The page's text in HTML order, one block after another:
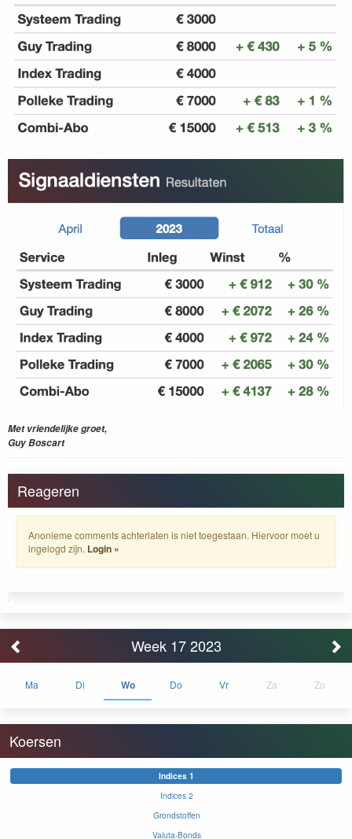
Met vriendelijke groet,
Guy Boscart
Reageren
Anonieme comments achterlaten is niet toegestaan. Hiervoor moet u
ingelogd zijn. Login »
Week 17 2023
Ma Di Wo Do Vr Za Zo
Koersen
Indices 1
Indices 2
Grondstoffen
Valuta-Bonds